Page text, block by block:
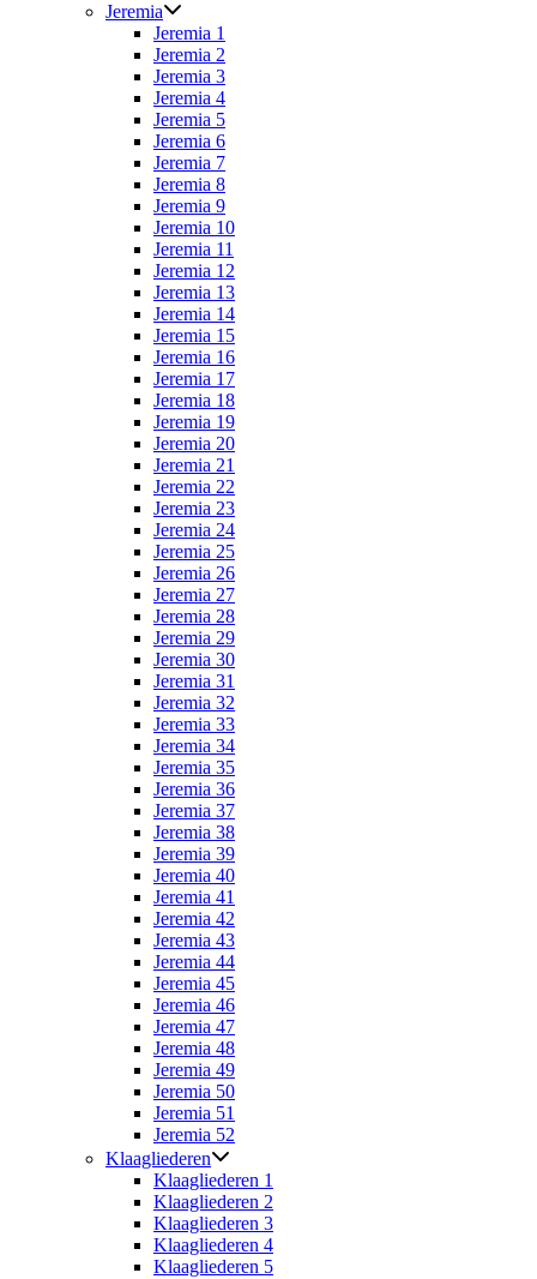
Jeremia
Jeremia 1
Jeremia 2
Jeremia 3
Jeremia 4
Jeremia 5
Jeremia 6
Jeremia 7
Jeremia 8
Jeremia 9
Jeremia 10
Jeremia 11
Jeremia 12
Jeremia 13
Jeremia 14
Jeremia 15
Jeremia 16
Jeremia 17
Jeremia 18
Jeremia 19
Jeremia 20
Jeremia 21
Jeremia 22
Jeremia 23
Jeremia 24
Jeremia 25
Jeremia 26
Jeremia 27
Jeremia 28
Jeremia 29
Jeremia 30
Jeremia 31
Jeremia 32
Jeremia 33
Jeremia 34
Jeremia 35
Jeremia 36
Jeremia 37
Jeremia 38
Jeremia 39
Jeremia 40
Jeremia 41
Jeremia 42
Jeremia 43
Jeremia 44
Jeremia 45
Jeremia 46
Jeremia 47
Jeremia 48
Jeremia 49
Jeremia 50
Jeremia 51
Jeremia 52
Klaagliederen
Klaagliederen 1
Klaagliederen 2
Klaagliederen 3
Klaagliederen 4
Klaagliederen 5